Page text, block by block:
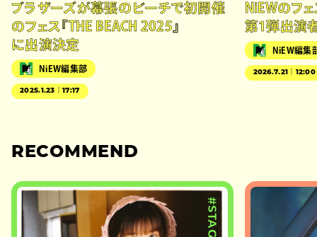
ブラザーズが幕張のビーチで初開催
のフェス『THE BEACH 2025』
に出演決定
NiEW編集部
2025.1.23｜17:17
NiEWのフ
第1弾出演
NiEW編集
2026.7.21｜12:00
RECOMMEND
#STAGE